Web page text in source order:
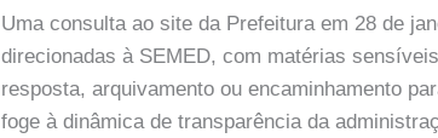
Uma consulta ao site da Prefeitura em 28 de
direcionadas à SEMED, com matérias
resposta, arquivamento ou encaminhamento
foge à dinâmica de transparência da